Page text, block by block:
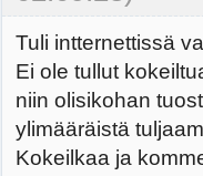
Tuli intternettissä
Ei ole tullut
niin olisikohan
ylimääräistä
Kokeilkaa ja